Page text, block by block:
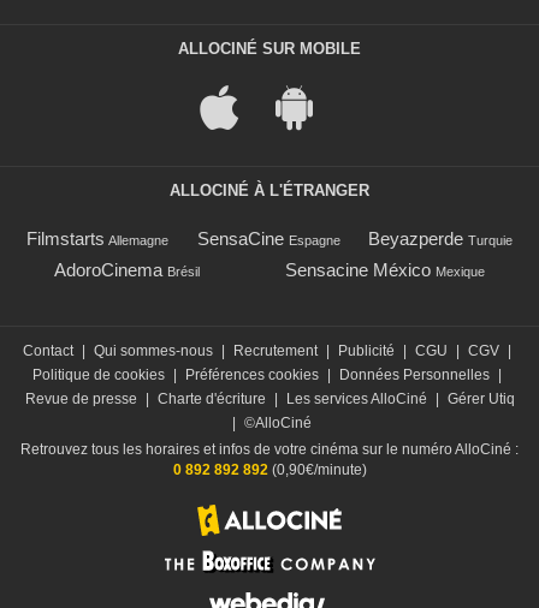
ALLOCINÉ SUR MOBILE
ALLOCINÉ À L'ÉTRANGER
Filmstarts Allemagne SensaCine Espagne Beyazperde Turquie
AdoroCinema Brésil Sensacine México Mexique
Contact Qui sommes-nous Recrutement Publicité CGU CGV
Politique de cookies
Préférences cookies Données Personnelles
Revue de presse
Charte d'écriture Les services AlloCiné
Gérer Utiq
©AlloCiné
Retrouvez tous les horaires et infos de votre cinéma sur le numéro AlloCiné :
0 892 892 892(0,90€/minute)